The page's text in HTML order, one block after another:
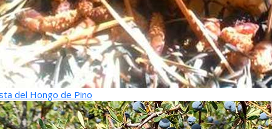
del Hongo de Pino